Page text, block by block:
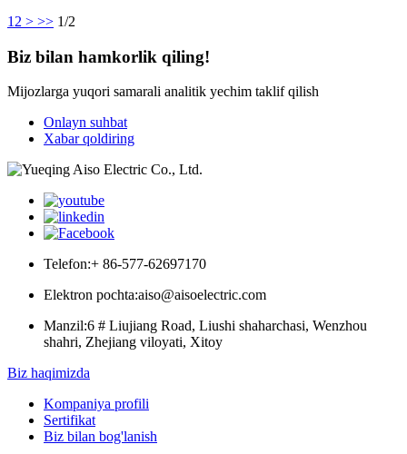
1 2 > >> 1/2
Biz bilan hamkorlik qiling!
Mijozlarga yuqori samarali analitik yechim taklif qilish
Onlayn suhbat
Xabar qoldiring
Telefon:+ 86-577-62697170
Elektron pochta:aiso@aisoelectric.com
Manzil:6 # Liujiang Road, Liushi shaharchasi, Wenzhou
shahri, Zhejiang viloyati, Xitoy
Biz haqimizda
Kompaniya profili
Sertifikat
Biz bilan bog'lanish